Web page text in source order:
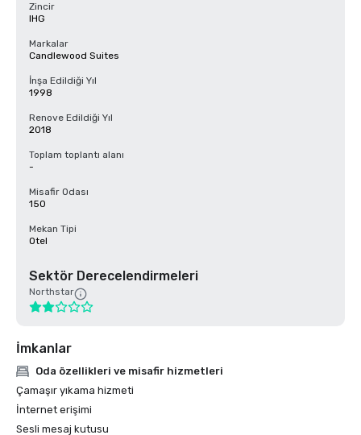
Zincir
IHG
Markalar
Candlewood Suites
İnşa Edildiği Yıl
1998
Renove Edildiği Yıl
2018
Toplam toplantı alanı
-
Misafir Odası
150
Mekan Tipi
Otel
Sektör Derecelendirmeleri
Northstar
İmkanlar
Oda özellikleri ve misafir hizmetleri
Çamaşır yıkama hizmeti
İnternet erişimi
Sesli mesaj kutusu